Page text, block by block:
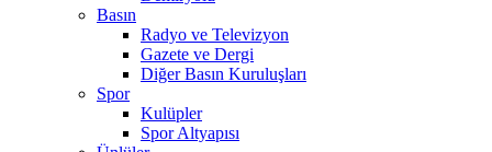
Basın
Radyo ve Televizyon
Gazete ve Dergi
Diğer Basın Kuruluşları
Spor
Kulüpler
Spor Altyapısı